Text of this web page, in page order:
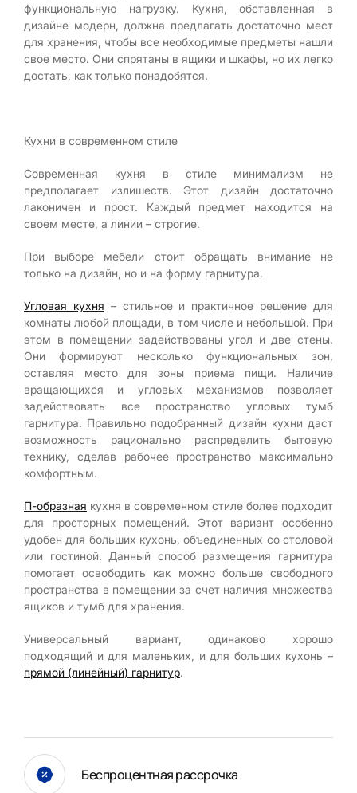
функциональную нагрузку. Кухня, обставленная в
дизайне модерн, должна предлагать достаточно мест
для хранения, чтобы все необходимые предметы нашли
свое место. Они спрятаны в ящики и шкафы, но их легко
достать, как только понадобятся.
Кухни в современном стиле
Современная кухня в стиле минимализм не
предполагает излишеств. Этот дизайн достаточно
лаконичен и прост. Каждый предмет находится на
своем месте, а линии – строгие.
При выборе мебели стоит обращать внимание не
только на дизайн, но и на форму гарнитура.
Угловая кухня – стильное и практичное решение для
комнаты любой площади, в том числе и небольшой. При
этом в помещении задействованы угол и две стены.
Они формируют несколько функциональных зон,
оставляя место для зоны приема пищи. Наличие
вращающихся и угловых механизмов позволяет
задействовать все пространство угловых тумб
гарнитура. Правильно подобранный дизайн кухни даст
возможность рационально распределить бытовую
технику, сделав рабочее пространство максимально
комфортным.
П-образная кухня в современном стиле более подходит
для просторных помещений. Этот вариант особенно
удобен для больших кухонь, объединенных со столовой
или гостиной. Данный способ размещения гарнитура
помогает освободить как можно больше свободного
пространства в помещении за счет наличия множества
ящиков и тумб для хранения.
Универсальный вариант, одинаково хорошо
подходящий и для маленьких, и для больших кухонь –
прямой (линейный) гарнитур.
Беспроцентная рассрочка